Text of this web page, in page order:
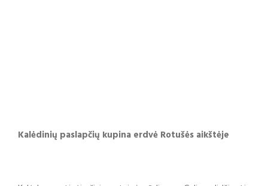
Kalėdinių paslapčių kupina erdvė Rotušės aikštėje